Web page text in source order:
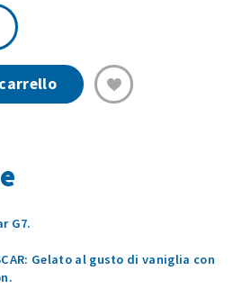
G7.
Gelato al gusto di vaniglia con